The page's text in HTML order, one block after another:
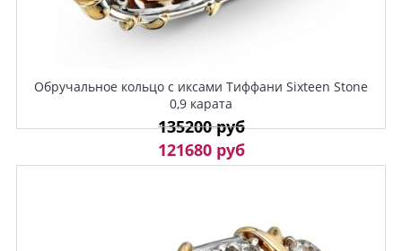
Обручальное кольцо с иксами Тиффани Sixteen Stone
0,9 карата
135200 руб
121680 руб